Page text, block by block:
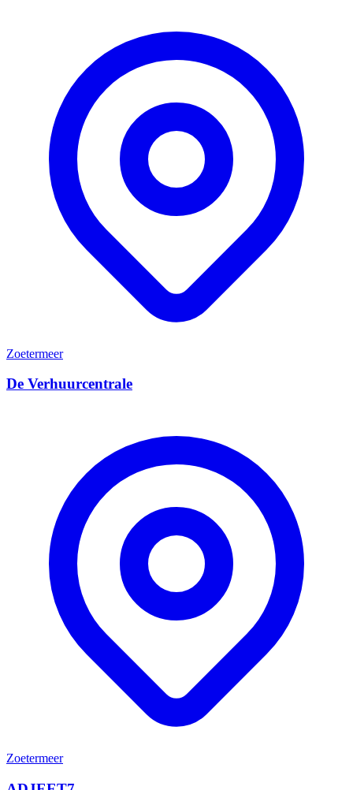
Zoetermeer
De Verhuurcentrale
Zoetermeer